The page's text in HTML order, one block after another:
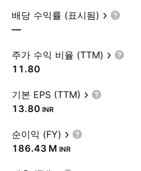
배당 수익률 (표시됨)
—
주가 수익 비율 (TTM)
11.80
기본 EPS (TTM)
13.80 INR
순이익 (FY)
‪186.43 M‬ INR